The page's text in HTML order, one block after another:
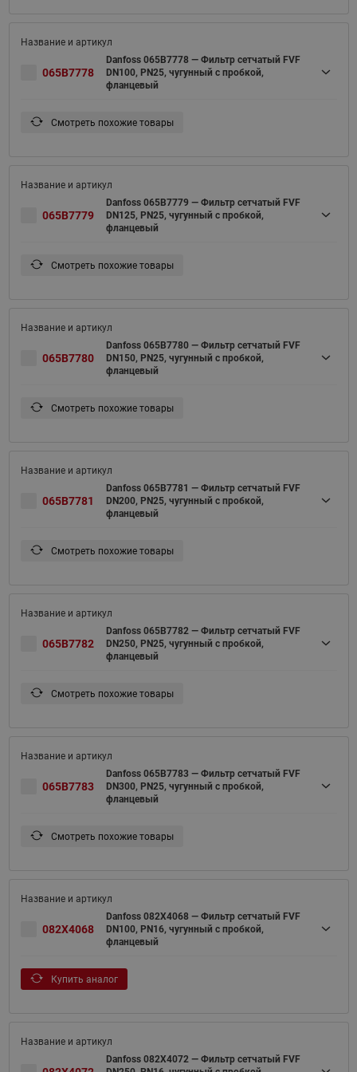
065B7778
Danfoss 065B7778 — Фильтр сетчатый FVF
DN100, PN25, чугунный с пробкой,
фланцевый
Смотреть похожие товары
065B7779
Danfoss 065B7779 — Фильтр сетчатый FVF
DN125, PN25, чугунный с пробкой,
фланцевый
Смотреть похожие товары
065B7780
Danfoss 065B7780 — Фильтр сетчатый FVF
DN150, PN25, чугунный с пробкой,
фланцевый
Смотреть похожие товары
065B7781
Danfoss 065B7781 — Фильтр сетчатый FVF
DN200, PN25, чугунный с пробкой,
фланцевый
Смотреть похожие товары
065B7782
Danfoss 065B7782 — Фильтр сетчатый FVF
DN250, PN25, чугунный с пробкой,
фланцевый
Смотреть похожие товары
065B7783
Danfoss 065B7783 — Фильтр сетчатый FVF
DN300, PN25, чугунный с пробкой,
фланцевый
Смотреть похожие товары
082X4068
Danfoss 082X4068 — Фильтр сетчатый FVF
DN100, PN16, чугунный с пробкой,
фланцевый
Купить аналог
Danfoss 082X4072 — Фильтр сетчатый FVF